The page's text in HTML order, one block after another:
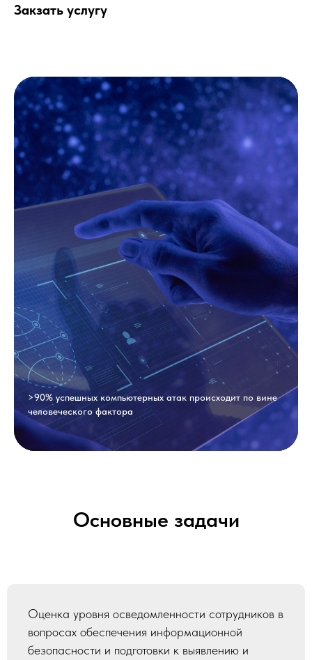
Закзать услугу
>90% успешных компьютерных атак происходит по вине
человеческого фактора
Основные задачи
Оценка уровня осведомленности сотрудников в
вопросах обеспечения информационной
безопасности и подготовки к выявлению и